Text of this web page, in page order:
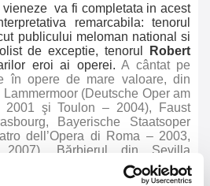
vieneze va fi completata in acest
remarcabila: tenorul
publicului meloman national si
de exceptie, tenorul
Robert
eroi ai operei. A cântat pe
în opere de mare valoare, din
(Deutsche Oper am
2001 şi Toulon – 2004), Faust
Bayerische Staatsoper
dell’Opera di Roma – 2003,
Bărbierul din Sevilla
– 2003), Carmina Burana (cu
de Mulhouse – 2002), Rigoletto